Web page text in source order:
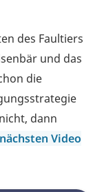
des Faultiers
und das
die
dann
nächsten Video